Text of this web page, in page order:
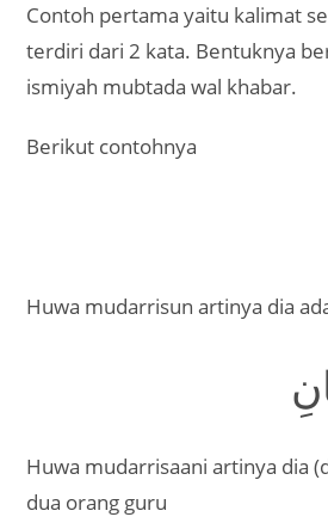
Contoh pertama yaitu kalimat
terdiri dari 2 kata. Bentuknya
ismiyah mubtada wal khabar.
Berikut contohnya
Huwa mudarrisun artinya dia
Huwa mudarrisaani artinya dia
dua orang guru